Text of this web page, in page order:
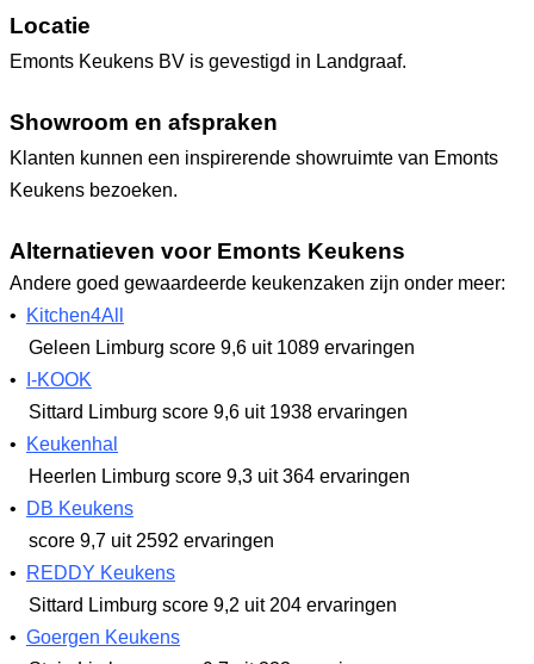
Locatie
Emonts Keukens BV is gevestigd in Landgraaf.
Showroom en afspraken
Klanten kunnen een inspirerende showruimte van Emonts
Keukens bezoeken.
Alternatieven voor Emonts Keukens
Andere goed gewaardeerde keukenzaken zijn onder meer:
•
Kitchen4All
Geleen Limburg score 9,6 uit 1089 ervaringen
•
I-KOOK
Sittard Limburg score 9,6 uit 1938 ervaringen
•
Keukenhal
Heerlen Limburg score 9,3 uit 364 ervaringen
•
DB Keukens
score 9,7 uit 2592 ervaringen
•
REDDY Keukens
Sittard Limburg score 9,2 uit 204 ervaringen
• Goergen Keukens